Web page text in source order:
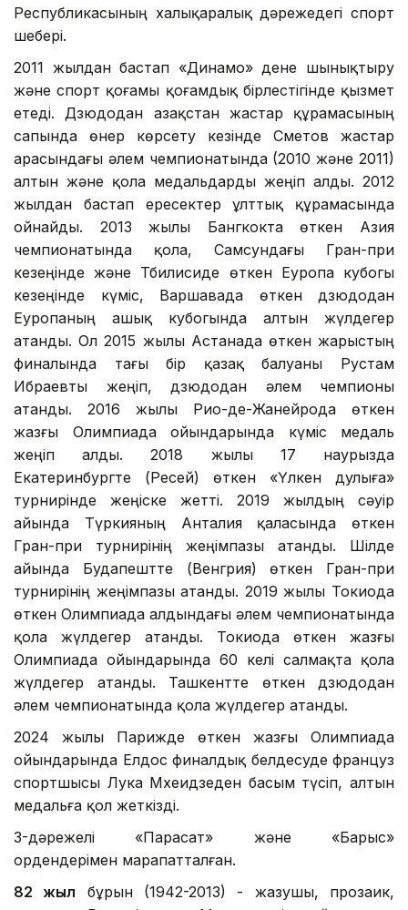
Республикасының халықаралық дәрежедегі спорт
шебері.
2011 жылдан бастап «Динамо» дене шынықтыру
және спорт қоғамы қоғамдық бірлестігінде қызмет
етеді. Дзюдодан Қазақстан жастар құрамасының
сапында өнер көрсету кезінде Сметов жастар
арасындағы әлем чемпионатында (2010 және 2011)
алтын және қола медальдарды жеңіп алды. 2012
жылдан бастап ересектер ұлттық құрамасында
ойнайды. 2013 жылы Бангкокта өткен Азия
чемпионатында қола, Самсундағы Гран-при
кезеңінде және Тбилисиде өткен Еуропа кубогы
кезеңінде күміс, Варшавада өткен дзюдодан
Еуропаның ашық кубогында алтын жүлдегер
атанды. Ол 2015 жылы Астанада өткен жарыстың
финалында тағы бір қазақ балуаны Рустам
Ибраевты жеңіп, дзюдодан әлем чемпионы
атанды. 2016 жылы Рио-де-Жанейрода өткен
жазғы Олимпиада ойындарында күміс медаль
жеңіп алды. 2018 жылы 17 наурызда
Екатеринбургте (Ресей) өткен «Үлкен дулыға»
турнирінде жеңіске жетті. 2019 жылдың сәуір
айында Түркияның Анталия қаласында өткен
Гран-при турнирінің жеңімпазы атанды. Шілде
айында Будапештте (Венгрия) өткен Гран-при
турнирінің жеңімпазы атанды. 2019 жылы Токиода
өткен Олимпиада алдындағы әлем чемпионатында
қола жүлдегер атанды. Токиода өткен жазғы
Олимпиада ойындарында 60 келі салмақта қола
жүлдегер атанды. Ташкентте өткен дзюдодан
әлем чемпионатында қола жүлдегер атанды.
2024 жылы Парижде өткен жазғы Олимпиада
ойындарында Елдос финалдық белдесуде француз
спортшысы Лука Мхеидзеден басым түсіп, алтын
медальға қол жеткізді.
3-дәрежелі «Парасат» және «Барыс»
ордендерімен марапатталған.
82 жыл бұрын (1942-2013) - жазушы, прозаик,